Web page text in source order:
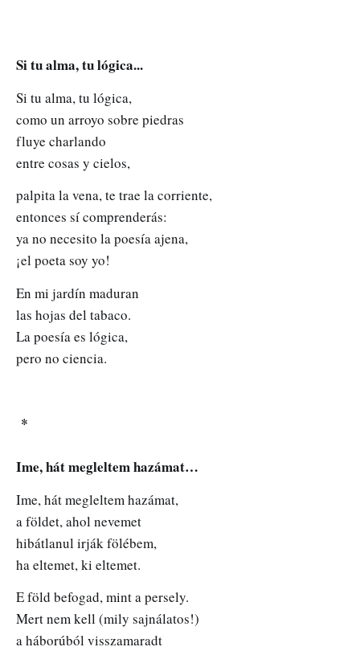
Si tu alma, tu lógica...
Si tu alma, tu lógica,
como un arroyo sobre piedras
fluye charlando
entre cosas y cielos,
palpita la vena, te trae la corriente,
entonces sí comprenderás:
ya no necesito la poesía ajena,
¡el poeta soy yo!
En mi jardín maduran
las hojas del tabaco.
La poesía es lógica,
pero no ciencia.
*
Ime, hát megleltem hazámat…
Ime, hát megleltem hazámat,
a földet, ahol nevemet
hibátlanul irják fölébem,
ha eltemet, ki eltemet.
E föld befogad, mint a persely.
Mert nem kell (mily sajnálatos!)
a háborúból visszamaradt